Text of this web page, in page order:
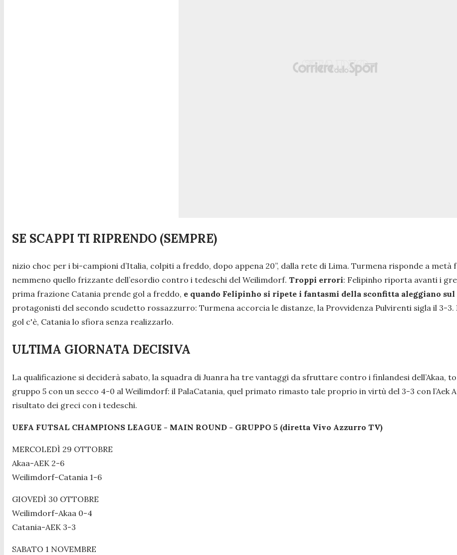
SE SCAPPI TI RIPRENDO (SEMPRE)
nizio choc per i bi-campioni d’Italia, colpiti a freddo, dopo appena 20”, dalla rete di Lima. Turmena risponde a
nemmeno quello frizzante dell’esordio contro i tedeschi del Weilimdorf. Troppi errori: Felipinho riporta avanti i
prima frazione Catania prende gol a freddo, e quando Felipinho si ripete i fantasmi della sconfitta aleggiano
protagonisti del secondo scudetto rossazzurro: Turmena accorcia le distanze, la Provvidenza Pulvirenti sigla il 3-3.
gol c'è, Catania lo sfiora senza realizzarlo.
ULTIMA GIORNATA DECISIVA
La qualificazione si deciderà sabato, la squadra di Juanra ha tre vantaggi da sfruttare contro i finlandesi
gruppo 5 con un secco 4-0 al Weilimdorf: il PalaCatania, quel primato rimasto tale proprio in virtù del 3-3 con l’Aek
risultato dei greci con i tedeschi.
UEFA FUTSAL CHAMPIONS LEAGUE - MAIN ROUND - GRUPPO 5 (diretta Vivo Azzurro TV)
MERCOLEDÌ 29 OTTOBRE
Akaa-AEK 2-6
Weilimdorf-Catania 1-6
GIOVEDÌ 30 OTTOBRE
Weilimdorf-Akaa 0-4
Catania-AEK 3-3
SABATO 1 NOVEMBRE